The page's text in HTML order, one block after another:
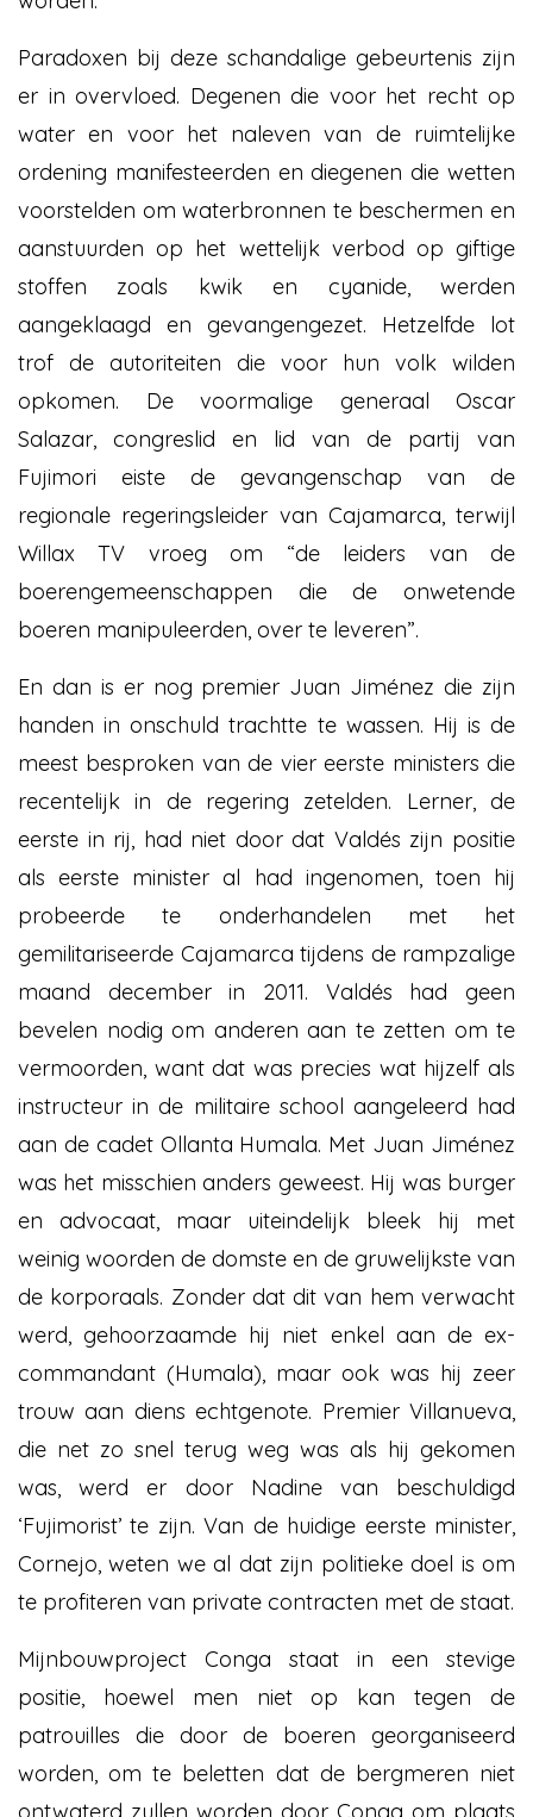
Paradoxen bij deze schandalige gebeurtenis zijn
er in overvloed. Degenen die voor het recht op
water en voor het naleven van de ruimtelijke
ordening manifesteerden en diegenen die wetten
voorstelden om waterbronnen te beschermen en
aanstuurden op het wettelijk verbod op giftige
stoffen zoals kwik en cyanide, werden
aangeklaagd en gevangengezet. Hetzelfde lot
trof de autoriteiten die voor hun volk wilden
opkomen. De voormalige generaal Oscar
Salazar, congreslid en lid van de partij van
Fujimori eiste de gevangenschap van de
regionale regeringsleider van Cajamarca, terwijl
Willax TV vroeg om “de leiders van de
boerengemeenschappen die de onwetende
boeren manipuleerden, over te leveren”.
En dan is er nog premier Juan Jiménez die zijn
handen in onschuld trachtte te wassen. Hij is de
meest besproken van de vier eerste ministers die
recentelijk in de regering zetelden. Lerner, de
eerste in rij, had niet door dat Valdés zijn positie
als eerste minister al had ingenomen, toen hij
probeerde te onderhandelen met het
gemilitariseerde Cajamarca tijdens de rampzalige
maand december in 2011. Valdés had geen
bevelen nodig om anderen aan te zetten om te
vermoorden, want dat was precies wat hijzelf als
instructeur in de militaire school aangeleerd had
aan de cadet Ollanta Humala. Met Juan Jiménez
was het misschien anders geweest. Hij was burger
en advocaat, maar uiteindelijk bleek hij met
weinig woorden de domste en de gruwelijkste van
de korporaals. Zonder dat dit van hem verwacht
werd, gehoorzaamde hij niet enkel aan de ex-
commandant (Humala), maar ook was hij zeer
trouw aan diens echtgenote. Premier Villanueva,
die net zo snel terug weg was als hij gekomen
was, werd er door Nadine van beschuldigd
‘Fujimorist’ te zijn. Van de huidige eerste minister,
Cornejo, weten we al dat zijn politieke doel is om
te profiteren van private contracten met de staat.
Mijnbouwproject Conga staat in een stevige
positie, hoewel men niet op kan tegen de
patrouilles die door de boeren georganiseerd
worden, om te beletten dat de bergmeren niet